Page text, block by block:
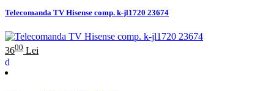
Telecomanda TV Hisense comp. k-jl1720 23674
3600 Lei